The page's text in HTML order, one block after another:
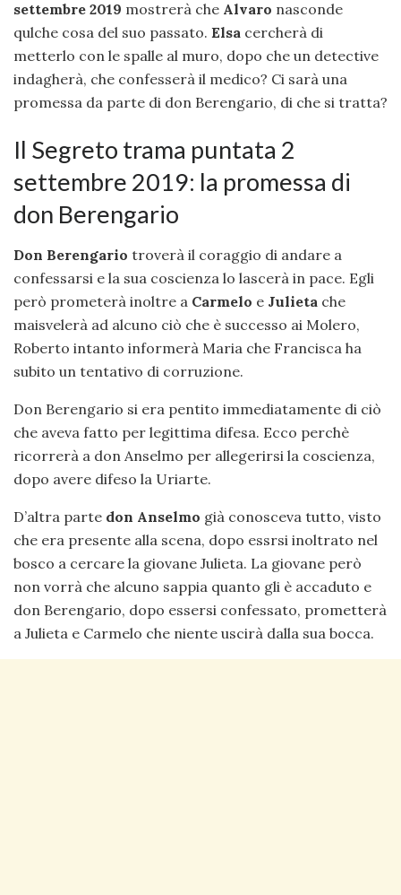
settembre 2019 mostrerà che Alvaro nasconde
qulche cosa del suo passato. Elsa cercherà di
metterlo con le spalle al muro, dopo che un detective
indagherà, che confesserà il medico? Ci sarà una
promessa da parte di don Berengario, di che si tratta?
Il Segreto trama puntata 2
settembre 2019: la promessa di
don Berengario
Don Berengario troverà il coraggio di andare a
confessarsi e la sua coscienza lo lascerà in pace. Egli
però prometerà inoltre a Carmelo e Julieta che
maisvelerà ad alcuno ciò che è successo ai Molero,
Roberto intanto informerà Maria che Francisca ha
subito un tentativo di corruzione.
Don Berengario si era pentito immediatamente di ciò
che aveva fatto per legittima difesa. Ecco perchè
ricorrerà a don Anselmo per allegerirsi la coscienza,
dopo avere difeso la Uriarte.
D’altra parte don Anselmo già conosceva tutto, visto
che era presente alla scena, dopo essrsi inoltrato nel
bosco a cercare la giovane Julieta. La giovane però
non vorrà che alcuno sappia quanto gli è accaduto e
don Berengario, dopo essersi confessato, prometterà
a Julieta e Carmelo che niente uscirà dalla sua bocca.